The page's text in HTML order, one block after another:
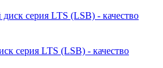
серия LTS (LSB) - качество